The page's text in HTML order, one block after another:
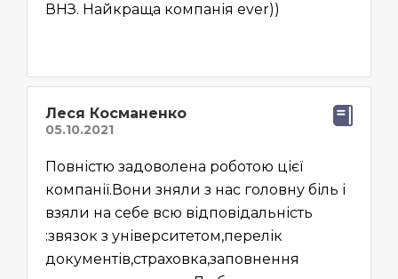
ВНЗ. Найкраща компанія ever))
Лeся Косманeнко
Повністю задоволена роботою цієї
компанії.Вони зняли з нас головну біль і
взяли на себе всю відповідальність
:звязок з університетом,перелік
документів,страховка,заповнення